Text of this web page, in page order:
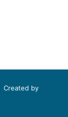
Created by